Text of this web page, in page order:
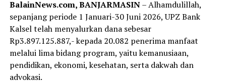
Messenger 0 Twitter 0
“Ternyata urusannya mudah, asal semua kelengkapan
administrasi seperti buku tabungan, kartu ATM lama
dan KTP lengkap. Juga tak menunggu lama, karyawan di
CS langsung memberikan kartu ATM yang baru,”
jelasnya.
Masa berlaku kartu ATM Bank Kalsel sendiri selama 5
BalainNews.com, BANJARMASIN– Alhamdulillah,
sepanjang periode 1 Januari-30 Juni 2026, UPZ Bank
Kalsel telah menyalurkan dana sebesar
Rp3.897.125.887,- kepada 20.082 penerima manfaat
melalui lima bidang program, yaitu kemanusiaan,
pendidikan, ekonomi, kesehatan, serta dakwah dan
advokasi.